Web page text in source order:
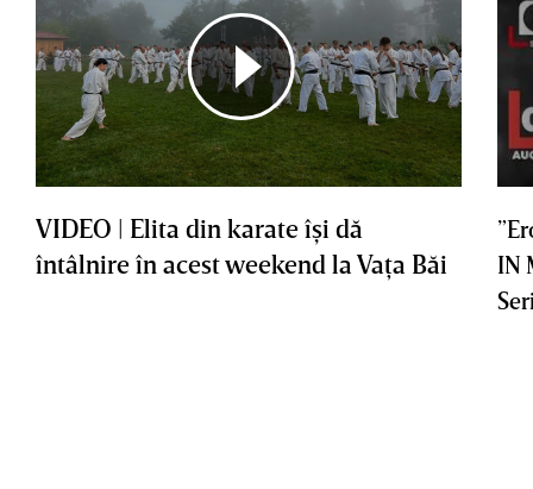
VIDEO | Elita din karate îşi dă
întâlnire în acest weekend la Vaţa Băi
IN